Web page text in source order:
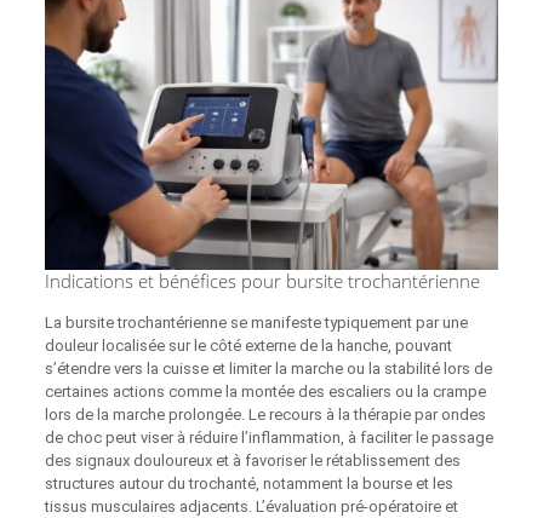
Indications et bénéfices pour bursite trochantérienne
La bursite trochantérienne se manifeste typiquement par une
douleur localisée sur le côté externe de la hanche, pouvant
s’étendre vers la cuisse et limiter la marche ou la stabilité lors de
certaines actions comme la montée des escaliers ou la crampe
lors de la marche prolongée. Le recours à la thérapie par ondes
de choc peut viser à réduire l’inflammation, à faciliter le passage
des signaux douloureux et à favoriser le rétablissement des
structures autour du trochanté, notamment la bourse et les
tissus musculaires adjacents. L’évaluation pré‑opératoire et